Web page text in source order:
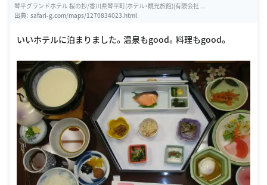
琴平グランドホテル 桜の抄/香川県琴平町(ホテル・観光旅館)|有限会社 ...
出典： safari-g.com/maps/1270834023.html
いいホテルに泊まりました。温泉もgood。料理もgood。